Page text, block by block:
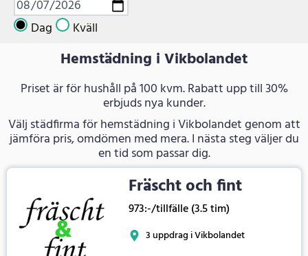
Dag Kväll
Hemstädning i Vikbolandet
Priset är för hushåll på 100 kvm. Rabatt upp till 30%
erbjuds nya kunder.
Välj städfirma för hemstädning i Vikbolandet genom att
jämföra pris, omdömen med mera. I nästa steg väljer du
en tid som passar dig.
Fräscht och fint
973:-/tillfälle (3.5 tim)
3 uppdrag i Vikbolandet